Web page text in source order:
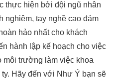
thực hiện bởi đội ngũ nhân
nghiệm, tay nghề cao đảm
hảo nhất cho khách
hành lập kế hoạch cho việc
trường làm việc khoa
Hãy đến với Như Ý bạn sẽ